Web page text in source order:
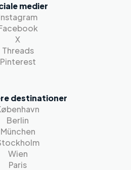
medier
X
Threads
Pinterest
destinationer
Berlin
München
Wien
Paris